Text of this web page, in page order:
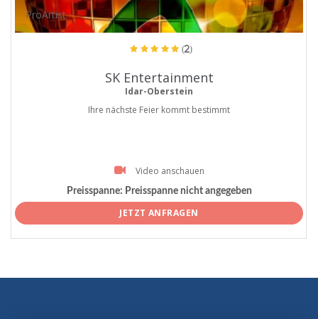
ProArtist
(2)
SK Entertainment
Idar-Oberstein
Ihre nächste Feier kommt bestimmt
Video anschauen
Preisspanne: Preisspanne nicht angegeben
JETZT ANFRAGEN